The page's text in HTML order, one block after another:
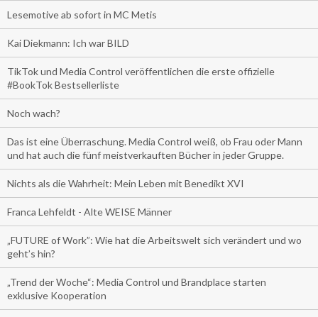
Lesemotive ab sofort in MC Metis
Kai Diekmann: Ich war BILD
TikTok und Media Control veröffentlichen die erste offizielle
#BookTok Bestsellerliste
Noch wach?
Das ist eine Überraschung. Media Control weiß, ob Frau oder Mann
und hat auch die fünf meistverkauften Bücher in jeder Gruppe.
Nichts als die Wahrheit: Mein Leben mit Benedikt XVI
Franca Lehfeldt - Alte WEISE Männer
„FUTURE of Work”: Wie hat die Arbeitswelt sich verändert und wo
geht’s hin?
„Trend der Woche“: Media Control und Brandplace starten
exklusive Kooperation